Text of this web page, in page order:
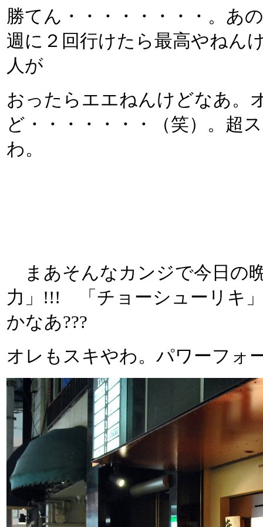
勝てん・・・・・・・・。あ
週に２回行けたら最高やねん
人が
おったらエエねんけどなあ。
ど・・・・・・・（笑）。超
わ。
まあそんなカンジで今日の
力」!!! 「チョーシューリキ
かなあ???
オレもスキやわ。パワーフォ